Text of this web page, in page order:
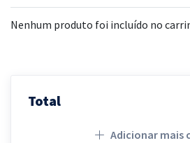
Nenhum produto foi incluído no
Total
Adicionar mais